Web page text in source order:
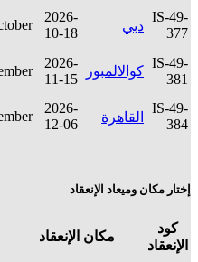
IS-49-
377
دبي
2026-
10-18
IS-49-
381
كوالالمبور
2026-
11-15
IS-49-
384
القاهرة
2026-
12-06
إختار مكان وميعاد الإنعقاد
كود
الإنعقاد
مكان الإنعقاد